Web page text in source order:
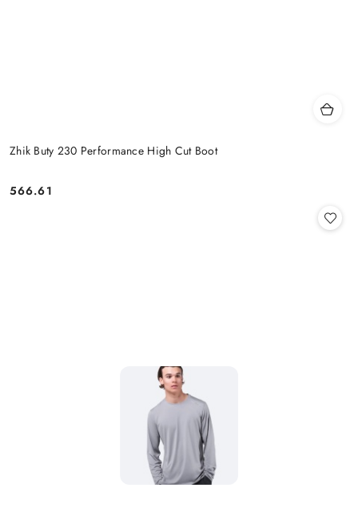
Zhik Buty 230 Performance High Cut Boot
Cena:
566.61